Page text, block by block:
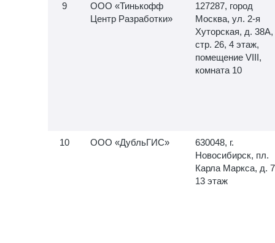
ООО «Тинькофф
Центр Разработки»
127287, город
Москва, ул. 2-я
Хуторская, д. 38А,
стр. 26, 4 этаж,
помещение VIII,
комната 10
ООО «ДубльГИС»
630048, г.
Новосибирск, пл.
Карла Маркса, д.
13 этаж